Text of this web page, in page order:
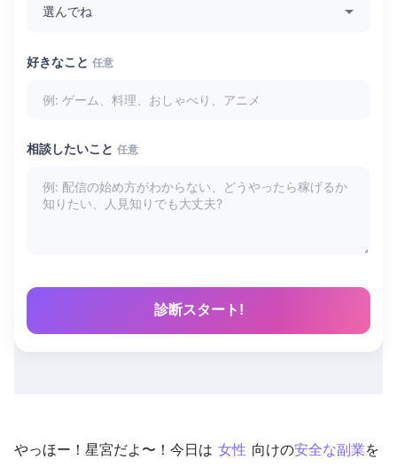
好きなこと 任意
相談したいこと 任意
診断スタート!
やっほー！星宮だよ〜！今日は 女性 向けの安全な副業を